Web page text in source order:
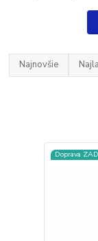
Najnovšie
Doprava